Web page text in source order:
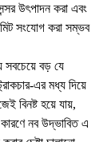
উৎপাদন করা এবং
সংযোগ করা সম্ভব
সবচেয়ে বড় যে
এর মধ্য দিয়ে
বিনষ্ট হয়ে যায়,
নব উদ্ভাবিত এ